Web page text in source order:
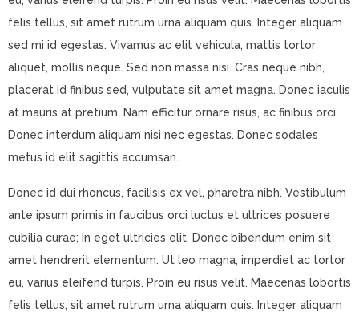
felis tellus, sit amet rutrum urna aliquam quis. Integer aliquam
sed mi id egestas. Vivamus ac elit vehicula, mattis tortor
aliquet, mollis neque. Sed non massa nisi. Cras neque nibh,
placerat id finibus sed, vulputate sit amet magna. Donec iaculis
at mauris at pretium. Nam efficitur ornare risus, ac finibus orci.
Donec interdum aliquam nisi nec egestas. Donec sodales
metus id elit sagittis accumsan.
Donec id dui rhoncus, facilisis ex vel, pharetra nibh. Vestibulum
ante ipsum primis in faucibus orci luctus et ultrices posuere
cubilia curae; In eget ultricies elit. Donec bibendum enim sit
amet hendrerit elementum. Ut leo magna, imperdiet ac tortor
eu, varius eleifend turpis. Proin eu risus velit. Maecenas lobortis
felis tellus, sit amet rutrum urna aliquam quis. Integer aliquam